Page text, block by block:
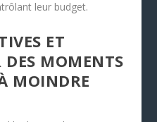
leur budget.
ET
DES MOMENTS
MOINDRE